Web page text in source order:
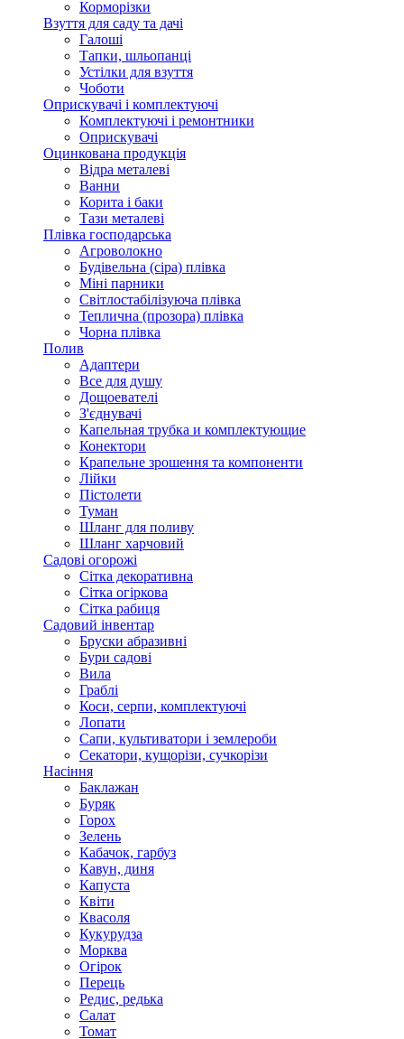
Корморізки
Взуття для саду та дачі
Галоші
Тапки, шльопанці
Устілки для взуття
Чоботи
Оприскувачі і комплектуючі
Комплектуючі і ремонтники
Оприскувачі
Оцинкована продукція
Відра металеві
Ванни
Корита і баки
Тази металеві
Плівка господарська
Агроволокно
Будівельна (сіра) плівка
Міні парники
Світлостабілізуюча плівка
Теплична (прозора) плівка
Чорна плівка
Полив
Адаптери
Все для душу
Дощоевателі
З'єднувачі
Капельная трубка и комплектующие
Конектори
Крапельне зрошення та компоненти
Лійки
Пістолети
Туман
Шланг для поливу
Шланг харчовий
Садові огорожі
Сітка декоративна
Сітка огіркова
Сітка рабиця
Садовий інвентар
Бруски абразивні
Бури садові
Вила
Граблі
Коси, серпи, комплектуючі
Лопати
Сапи, культиватори і землероби
Секатори, кущорізи, сучкорізи
Насіння
Баклажан
Буряк
Горох
Зелень
Кабачок, гарбуз
Кавун, диня
Капуста
Квіти
Квасоля
Кукурудза
Морква
Огірок
Перець
Редис, редька
Салат
Томат